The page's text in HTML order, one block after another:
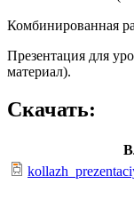
Комбинированная
Презентация для
материал).
Скачать: